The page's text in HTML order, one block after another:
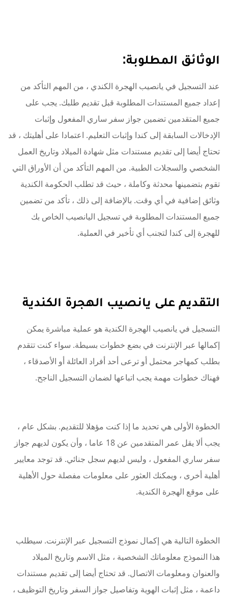
الوثائق المطلوبة:
عند التسجيل في يانصيب الهجرة الكندي ، من المهم التأكد من
إعداد جميع المستندات المطلوبة قبل تقديم طلبك. يجب على
جميع المتقدمين تضمين جواز سفر ساري المفعول وإثبات
الإدخالات السابقة إلى كندا وإثبات التعليم. اعتمادا على أهليتك ، قد
تحتاج أيضا إلى تقديم مستندات مثل شهادة الميلاد وتاريخ العمل
الشخصي والسجلات الطبية. من المهم التأكد من أن الأوراق التي
تقوم بتضمينها محدثة وكاملة ، حيث قد تطلب الحكومة الكندية
وثائق إضافية في أي وقت. بالإضافة إلى ذلك ، تأكد من تضمين
جميع المستندات المطلوبة في تسجيل اليانصيب الخاص بك
للهجرة إلى كندا لتجنب أي تأخير في العملية.
التقديم على يانصيب الهجرة الكندية
التسجيل في يانصيب الهجرة الكندية هو عملية مباشرة يمكن
إكمالها عبر الإنترنت في بضع خطوات بسيطة. سواء كنت تتقدم
بطلب كمهاجر محتمل أو ترعى أحد أفراد العائلة أو الأصدقاء ،
فهناك خطوات مهمة يجب اتباعها لضمان التسجيل الناجح.
الخطوة الأولى هي تحديد ما إذا كنت مؤهلا للتقديم. بشكل عام ،
يجب ألا يقل عمر المتقدمين عن 18 عاما ، وأن يكون لديهم جواز
سفر ساري المفعول ، وليس لديهم سجل جنائي. قد توجد معايير
أهلية أخرى ، ويمكنك العثور على معلومات مفصلة حول الأهلية
على موقع الهجرة الكندية.
الخطوة التالية هي إكمال نموذج التسجيل عبر الإنترنت. سيطلب
هذا النموذج معلوماتك الشخصية ، مثل الاسم وتاريخ الميلاد
والعنوان ومعلومات الاتصال. قد تحتاج أيضا إلى تقديم مستندات
داعمة ، مثل إثبات الهوية وتفاصيل جواز السفر وتاريخ التوظيف ،